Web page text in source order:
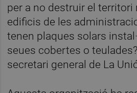
per a no destruir el territori
edificis de les
tenen plaques solars
seues cobertes o
secretari general de La